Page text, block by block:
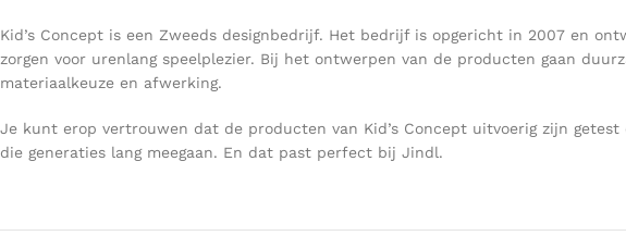
Kid’s Concept is een Zweeds designbedrijf. Het bedrijf is opgericht in 2007 en
zorgen voor urenlang speelplezier. Bij het ontwerpen van de producten gaan
materiaalkeuze en afwerking.
Je kunt erop vertrouwen dat de producten van Kid’s Concept uitvoerig zijn
die generaties lang meegaan. En dat past perfect bij Jindl.